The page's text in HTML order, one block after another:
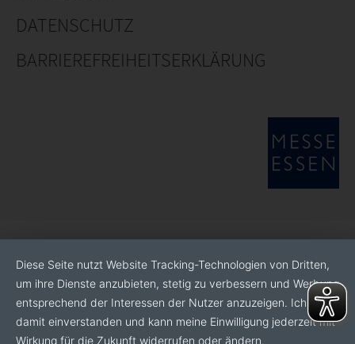
DATENSCHUTZ
BARRIEREFREIHEITSERKLÄRUNG
Diese Seite nutzt Website Tracking-Technologien von Dritten,
um ihre Dienste anzubieten, stetig zu verbessern und Werbung
entsprechend der Interessen der Nutzer anzuzeigen. Ich bin
damit einverstanden und kann meine Einwilligung jederzeit mit
Wirkung für die Zukunft widerrufen oder ändern.